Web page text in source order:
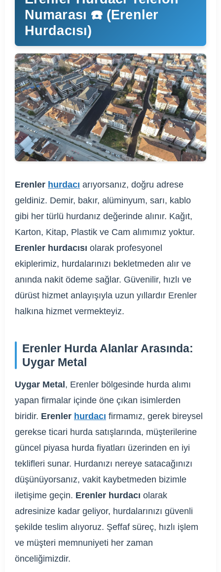
Numarası ☎️ (Erenler
Hurdacısı)
Erenler hurdacı arıyorsanız, doğru adrese
geldiniz. Demir, bakır, alüminyum, sarı, kablo
gibi her türlü hurdanız değerinde alınır. Kağıt,
Karton, Kitap, Plastik ve Cam alımımız yoktur.
Erenler hurdacısı olarak profesyonel
ekiplerimiz, hurdalarınızı bekletmeden alır ve
anında nakit ödeme sağlar. Güvenilir, hızlı ve
dürüst hizmet anlayışıyla uzun yıllardır Erenler
halkına hizmet vermekteyiz.
Erenler Hurda Alanlar Arasında:
Uygar Metal
Uygar Metal , Erenler bölgesinde hurda alımı
yapan firmalar içinde öne çıkan isimlerden
biridir. Erenler hurdacı firmamız, gerek bireysel
gerekse ticari hurda satışlarında, müşterilerine
güncel piyasa hurda fiyatları üzerinden en iyi
teklifleri sunar. Hurdanızı nereye satacağınızı
düşünüyorsanız, vakit kaybetmeden bizimle
iletişime geçin. Erenler hurdacı olarak
adresinize kadar geliyor, hurdalarınızı güvenli
şekilde teslim alıyoruz. Şeffaf süreç, hızlı işlem
ve müşteri memnuniyeti her zaman
önceliğimizdir.